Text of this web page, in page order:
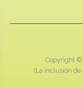
Copyright ©
(La inclusión